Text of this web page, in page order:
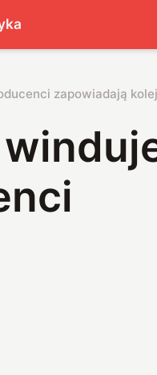
zapowiadają